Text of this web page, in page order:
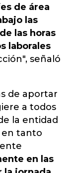
de área
las
las horas
laborales
", señaló
de aportar
a todos
la entidad
en tanto
en las